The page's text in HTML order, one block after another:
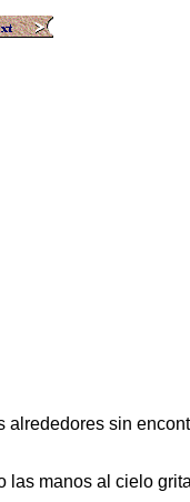
sin
manos al cielo